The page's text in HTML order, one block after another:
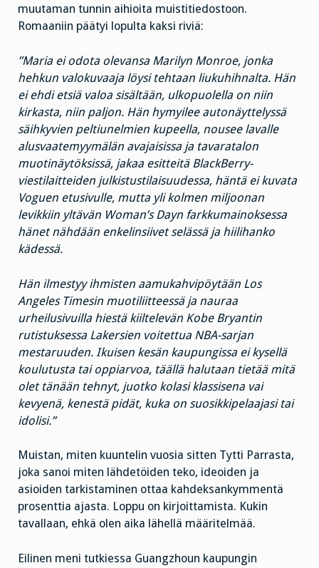
muutaman tunnin aihioita muistitiedostoon.
Romaaniin päätyi lopulta kaksi riviä:
”Maria ei odota olevansa Marilyn Monroe, jonka
hehkun valokuvaaja löysi tehtaan liukuhihnalta. Hän
ei ehdi etsiä valoa sisältään, ulkopuolella on niin
kirkasta, niin paljon. Hän hymyilee autonäyttelyssä
säihkyvien peltiunelmien kupeella, nousee lavalle
alusvaatemyymälän avajaisissa ja tavaratalon
muotinäytöksissä, jakaa esitteitä BlackBerry-
viestilaitteiden julkistustilaisuudessa, häntä ei kuvata
Voguen etusivulle, mutta yli kolmen miljoonan
levikkiin yltävän Woman’s Dayn farkkumainoksessa
hänet nähdään enkelinsiivet selässä ja hiilihanko
kädessä.
Hän ilmestyy ihmisten aamukahvipöytään Los
Angeles Timesin muotiliitteessä ja nauraa
urheilusivuilla hiestä kiiltelevän Kobe Bryantin
rutistuksessa Lakersien voitettua NBA-sarjan
mestaruuden. Ikuisen kesän kaupungissa ei kysellä
koulutusta tai oppiarvoa, täällä halutaan tietää mitä
olet tänään tehnyt, juotko kolasi klassisena vai
kevyenä, kenestä pidät, kuka on suosikkipelaajasi tai
idolisi.”
Muistan, miten kuuntelin vuosia sitten Tytti Parrasta,
joka sanoi miten lähdetöiden teko, ideoiden ja
asioiden tarkistaminen ottaa kahdeksankymmentä
prosenttia ajasta. Loppu on kirjoittamista. Kukin
tavallaan, ehkä olen aika lähellä määritelmää.
Eilinen meni tutkiessa Guangzhoun kaupungin